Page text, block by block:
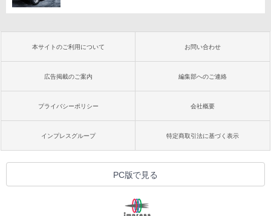
本サイトのご利用について お問い合わせ
広告掲載のご案内 編集部へのご連絡
プライバシーポリシー 会社概要
インプレスグループ 特定商取引法に基づく表示
PC版で見る